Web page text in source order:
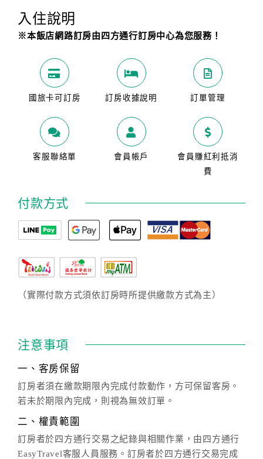
入住說明
※本飯店網路訂房由四方通行訂房中心為您服務！
國旅卡可訂房 訂房收據說明 訂單管理
客服聯絡單 會員帳戶
會員賺紅利抵消
費
付款方式
（實際付款方式須依訂房時所提供繳款方式為主）
注意事項
一、客房保留
訂房者須在繳款期限內完成付款動作，方可保留客房。
若未於期限內完成，則視為無效訂單。
二、權責範圍
訂房者於四方通行交易之紀錄與相關作業，由四方通行
EasyTravel客服人員服務。訂房者於四方通行交易完成